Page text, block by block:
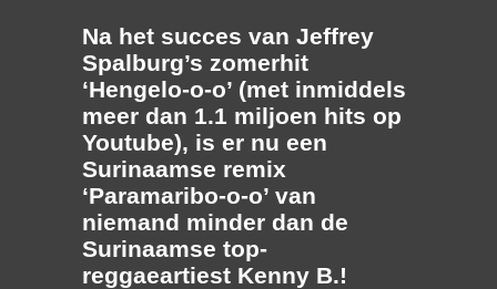
Na het succes van Jeffrey
Spalburg’s zomerhit
‘Hengelo-o-o’ (met inmiddels
meer dan 1.1 miljoen hits op
Youtube), is er nu een
Surinaamse remix
‘Paramaribo-o-o’ van
niemand minder dan de
Surinaamse top-
reggaeartiest Kenny B.!